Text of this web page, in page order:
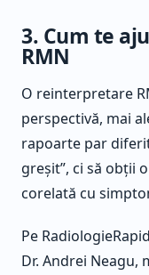
3. Cum te
RMN
O reinterpretare
perspectivă, mai
rapoarte par
greșit”, ci să obții
corelată cu
Pe
Dr. Andrei Neagu,